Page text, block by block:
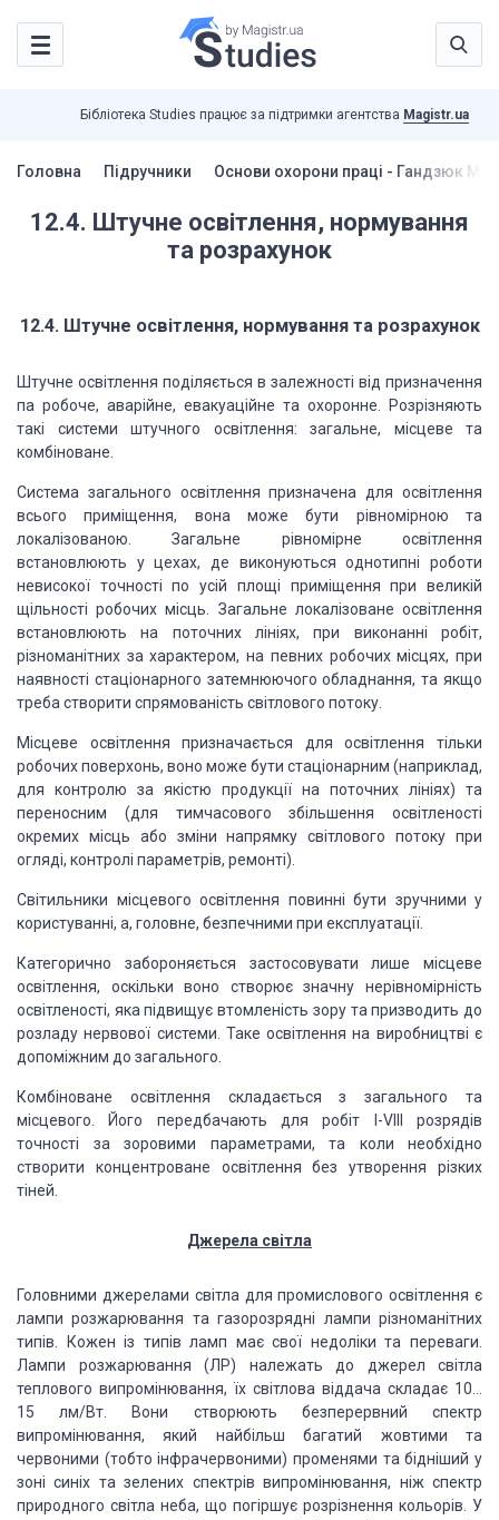
Бібліотека Studies працює за підтримки агентства Magistr.ua
Головна Підручники Основи охорони праці - Гандзюк М.П.
12.4. Штучне освітлення, нормування
та розрахунок
12.4. Штучне освітлення, нормування та розрахунок
Штучне освітлення поділяється в залежності від призначення
па робоче, аварійне, евакуаційне та охоронне. Розрізняють
такі системи штучного освітлення: загальне, місцеве та
комбіноване.
Система загального освітлення призначена для освітлення
всього приміщення, вона може бути рівномірною та
локалізованою. Загальне рівномірне освітлення
встановлюють у цехах, де виконуються однотипні роботи
невисокої точності по усій площі приміщення при великій
щільності робочих місць. Загальне локалізоване освітлення
встановлюють на поточних лініях, при виконанні робіт,
різноманітних за характером, на певних робочих місцях, при
наявності стаціонарного затемнюючого обладнання, та якщо
треба створити спрямованість світлового потоку.
Місцеве освітлення призначається для освітлення тільки
робочих поверхонь, воно може бути стаціонарним (наприклад,
для контролю за якістю продукції на поточних лініях) та
переносним (для тимчасового збільшення освітленості
окремих місць або зміни напрямку світлового потоку при
огляді, контролі параметрів, ремонті).
Світильники місцевого освітлення повинні бути зручними у
користуванні, а, головне, безпечними при експлуатації.
Категорично забороняється застосовувати лише місцеве
освітлення, оскільки воно створює значну нерівномірність
освітленості, яка підвищує втомленість зору та призводить до
розладу нервової системи. Таке освітлення на виробництві є
допоміжним до загального.
Комбіноване освітлення складається з загального та
місцевого. Його передбачають для робіт І-VIII розрядів
точності за зоровими параметрами, та коли необхідно
створити концентроване освітлення без утворення різких
тіней.
Джерела світла
Головними джерелами світла для промислового освітлення є
лампи розжарювання та газорозрядні лампи різноманітних
типів. Кожен із типів ламп має свої недоліки та переваги.
Лампи розжарювання (ЛР) належать до джерел світла
теплового випромінювання, їх світлова віддача складає 10…
15 лм/Вт. Вони створюють безперервний спектр
випромінювання, який найбільш багатий жовтими та
червоними (тобто інфрачервоними) променями та бідніший у
зоні синіх та зелених спектрів випромінювання, ніж спектр
природного світла неба, що погіршує розрізнення кольорів. У